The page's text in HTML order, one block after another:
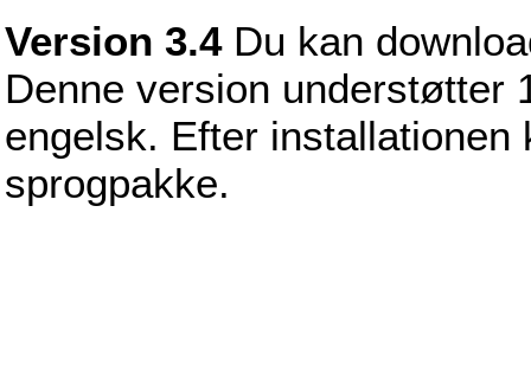
Version 3.4Du kan
Denne version understøtter
engelsk. Efter
sprogpakke.